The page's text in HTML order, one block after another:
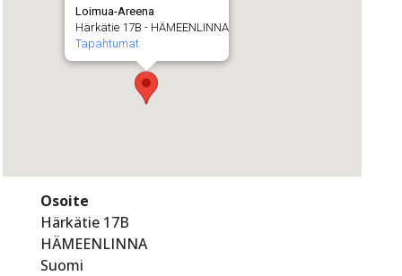
Loimua-Areena
Härkätie 17B - HÄMEENLINNA
Tapahtumat
Osoite
Härkätie 17B
HÄMEENLINNA
Suomi